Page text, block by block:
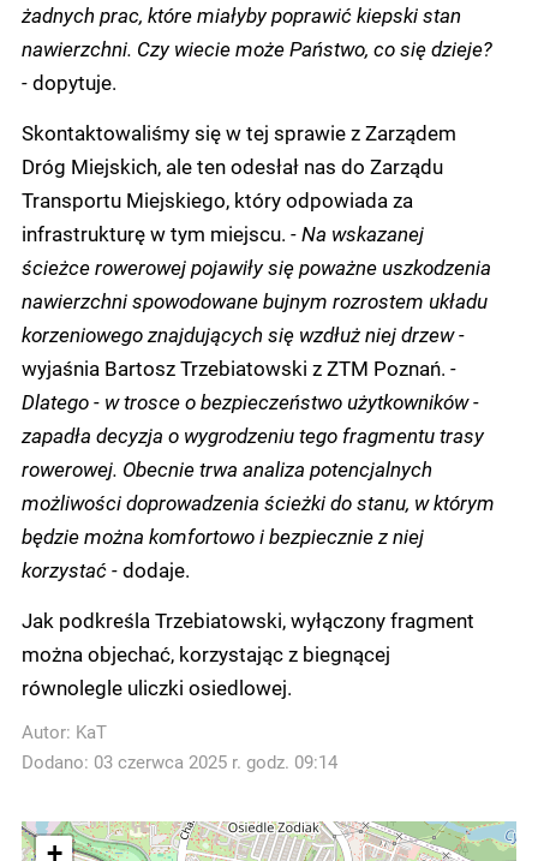
żadnych prac, które miałyby poprawić kiepski stan
nawierzchni. Czy wiecie może Państwo, co się dzieje?
-dopytuje.
Skontaktowaliśmy się w tej sprawie z Zarządem
Dróg Miejskich, ale ten odesłał nas do Zarządu
Transportu Miejskiego, który odpowiada za
infrastrukturę w tym miejscu. - Na wskazanej
ścieżce rowerowej pojawiły się poważne uszkodzenia
nawierzchni spowodowane bujnym rozrostem układu
korzeniowego znajdujących się wzdłuż niej drzew -
wyjaśnia Bartosz Trzebiatowski z ZTM Poznań. -
Dlatego - w trosce o bezpieczeństwo użytkowników -
zapadła decyzja o wygrodzeniu tego fragmentu trasy
rowerowej. Obecnie trwa analiza potencjalnych
możliwości doprowadzenia ścieżki do stanu, w którym
będzie można komfortowo i bezpiecznie z niej
korzystać -dodaje.
Jak podkreśla Trzebiatowski, wyłączony fragment
można objechać, korzystając z biegnącej
równolegle uliczki osiedlowej.
Autor: KaT
Dodano: 03 czerwca 2025 r. godz. 09:14
+